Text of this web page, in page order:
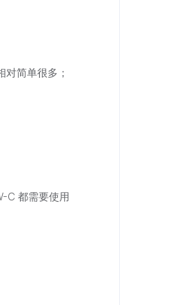
简单很多；
C 都需要使用